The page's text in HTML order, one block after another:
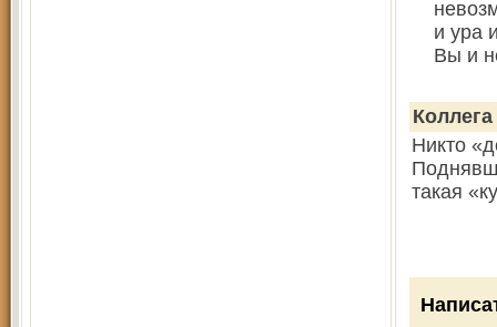
и ура
Вы и
Коллега
Никто
такая